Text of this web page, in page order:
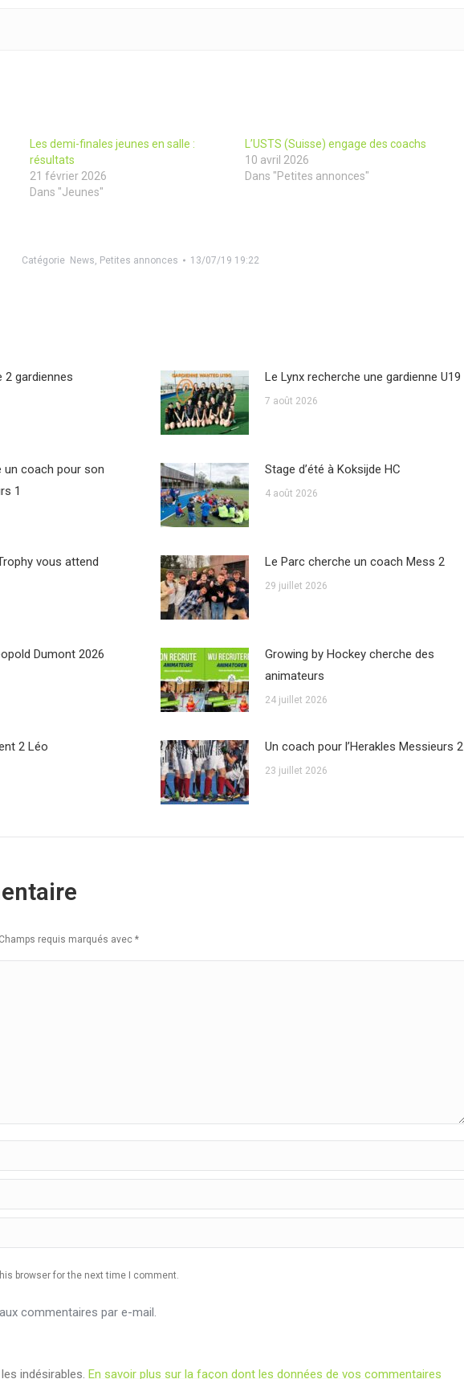
Les demi-finales jeunes en salle :
résultats
21 février 2026
Dans "Jeunes"
L’USTS (Suisse) engage des coachs
10 avril 2026
Dans "Petites annonces"
Catégorie News, Petites annonces 13/07/19 19:22
2 gardiennes Le Lynx recherche une gardienne U19
7 août 2026
un coach pour son
1
Stage d’été à Koksijde HC
4 août 2026
vous attend Le Parc cherche un coach Mess 2
29 juillet 2026
Dumont 2026
Growing by Hockey cherche des
animateurs
24 juillet 2026
2 Léo Un coach pour l’Herakles Messieurs 2
23 juillet 2026
requis marqués avec *
browser for the next time I comment.
commentaires par e-mail.
indésirables. En savoir plus sur la façon dont les données de vos commentaires